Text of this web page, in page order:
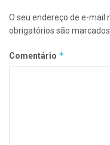
O seu endereço de e-mail
obrigatórios são
Comentário *